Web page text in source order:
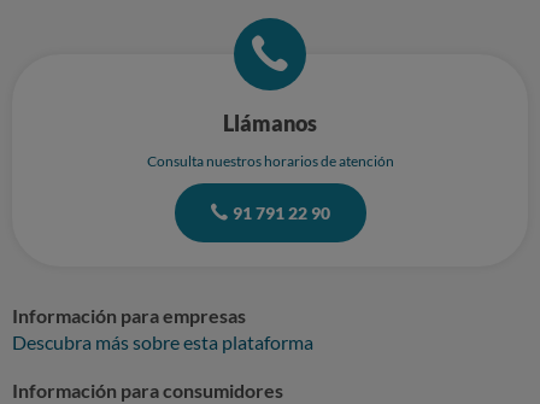
Llámanos
Consulta nuestros horarios de atención
91 791 22 90
Información para empresas
Descubra más sobre esta plataforma
Información para consumidores